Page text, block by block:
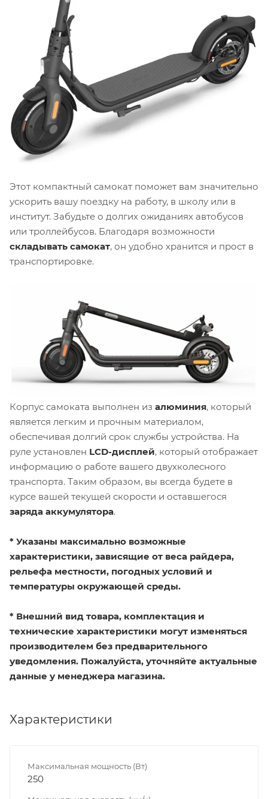
Этот компактный самокат поможет вам значительно
ускорить вашу поездку на работу, в школу или в
институт. Забудьте о долгих ожиданиях автобусов
или троллейбусов. Благодаря возможности
складывать самокат, он удобно хранится и прост в
транспортировке.
Корпус самоката выполнен из алюминия, который
является легким и прочным материалом,
обеспечивая долгий срок службы устройства. На
руле установлен LCD-дисплей, который отображает
информацию о работе вашего двухколесного
транспорта. Таким образом, вы всегда будете в
курсе вашей текущей скорости и оставшегося
заряда аккумулятора.
* Указаны максимально возможные
характеристики, зависящие от веса райдера,
рельефа местности, погодных условий и
температуры окружающей среды.
* Внешний вид товара, комплектация и
технические характеристики могут изменяться
производителем без предварительного
уведомления. Пожалуйста, уточняйте актуальные
данные у менеджера магазина.
Характеристики
Максимальная мощность (Вт)
250